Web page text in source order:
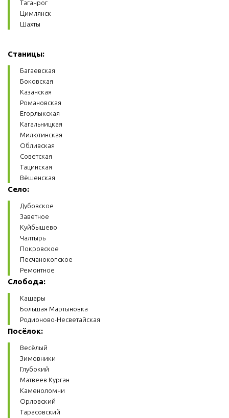
Таганрог
Цимлянск
Шахты
Станицы:
Багаевская
Боковская
Казанская
Романовская
Егорлыкская
Кагальницкая
Милютинская
Обливская
Советская
Тацинская
Вёшенская
Село:
Дубовское
Заветное
Куйбышево
Чалтырь
Покровское
Песчанокопское
Ремонтное
Слобода:
Кашары
Большая Мартыновка
Родионово-Несветайская
Посёлок:
Весёлый
Зимовники
Глубокий
Матвеев Курган
Каменоломни
Орловский
Тарасовский